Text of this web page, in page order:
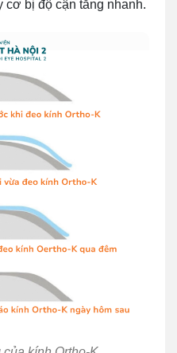
bị độ cận tăng nhanh.